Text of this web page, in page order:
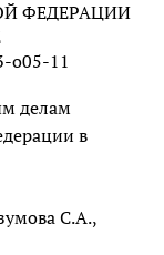
ФЕДЕРАЦИИ
о05-11
делам
в
С.А.,